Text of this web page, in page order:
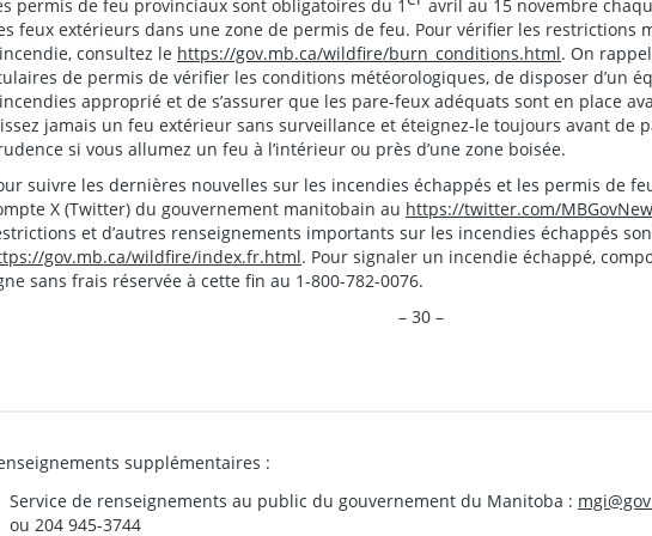
permis de feu provinciaux sont obligatoires du 1
avril au 15 novembre
feux extérieurs dans une zone de permis de feu. Pour vérifier les restrictions
consultez le https://gov.mb.ca/wildfire/burn_conditions.html. On
de permis de vérifier les conditions météorologiques, de disposer d’un
approprié et de s’assurer que les pare-feux adéquats sont en place
jamais un feu extérieur sans surveillance et éteignez-le toujours avant de
si vous allumez un feu à l’intérieur ou près d’une zone boisée.
suivre les dernières nouvelles sur les incendies échappés et les permis de
X (Twitter) du gouvernement manitobain au https://twitter.com/
et d’autres renseignements importants sur les incendies échappés
gov.mb.ca/wildfire/index.fr.html. Pour signaler un incendie échappé,
sans frais réservée à cette fin au 1-800-782-0076.
– 30 –
supplémentaires :
Service de renseignements au public du gouvernement du Manitoba :
ou 204 945-3744